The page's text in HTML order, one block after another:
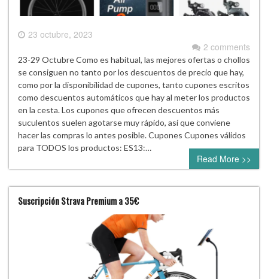
23 octubre, 2023
2 comments
23-29 Octubre Como es habitual, las mejores ofertas o chollos
se consiguen no tanto por los descuentos de precio que hay,
como por la disponibilidad de cupones, tanto cupones escritos
como descuentos automáticos que hay al meter los productos
en la cesta. Los cupones que ofrecen descuentos más
suculentos suelen agotarse muy rápido, así que conviene
hacer las compras lo antes posible. Cupones Cupones válidos
para TODOS los productos: ES13:…
Read More >>
Suscripción Strava Premium a 35€